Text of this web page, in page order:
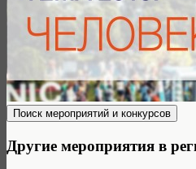
Другие мероприятия в